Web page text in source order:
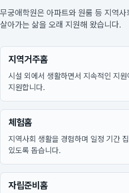
무궁애학원은 아파트와 원룸 등 지역사
살아가는 삶을 오래 지원해 왔습니다.
지역거주홈
시설 외에서 생활하면서 지속적인 지
지원합니다.
체험홈
지역사회 생활을 경험하며 일정 기간
있도록 돕습니다.
자립준비홈